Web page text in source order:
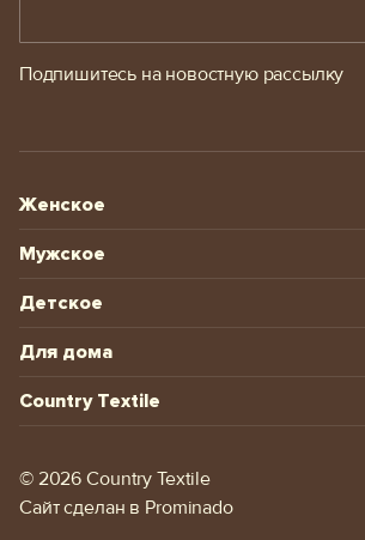
Подпишитесь на новостную рассылку
Женское
Мужское
Детское
Для дома
Country Textile
© 2026 Сountry Textile
Сайт сделан в Prominado